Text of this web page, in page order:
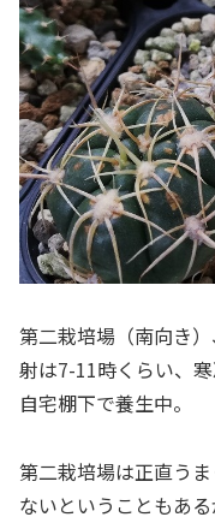
第二栽培場（南向き
射は7-11時くらい、
自宅棚下で養生中。
第二栽培場は正直う
ないということもあ